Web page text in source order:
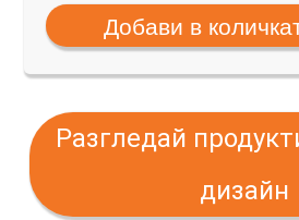
Разгледай
дизайн